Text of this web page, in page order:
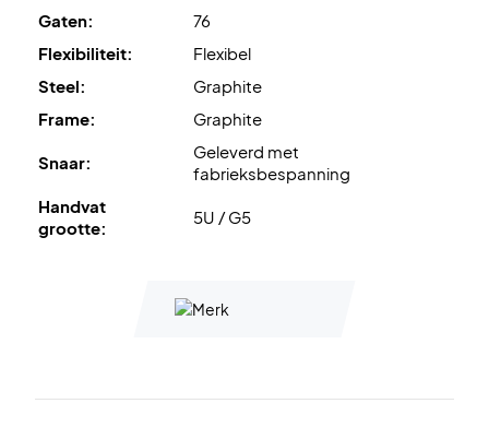
Expertadvies
: voor deze racket adviseren wij Ashaway
Zymax 68 TX met een spanning van 10,5 kg.
Gaten:
76
Flexibiliteit:
Flexibel
Steel:
Graphite
Frame:
Graphite
Snaar:
Geleverd met
fabrieksbespanning
Handvat
grootte:
5U / G5